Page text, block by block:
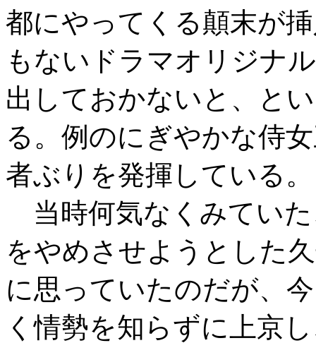
都にやってくる顛末が
もないドラマオリジナ
出しておかないと、と
る。例のにぎやかな侍
者ぶりを発揮している。
当時何気なくみてい
をやめさせようとした
に思っていたのだが、
く情勢を知らずに上京